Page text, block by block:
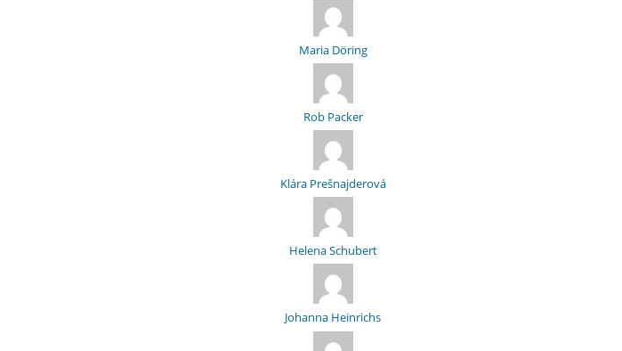
Maria Döring
Rob Packer
Klára Prešnajderová
Helena Schubert
Johanna Heinrichs